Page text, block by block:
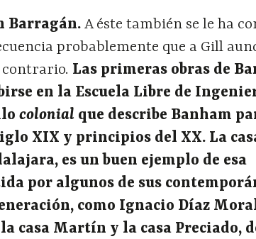
Barragán. A éste también se le ha
probablemente que a Gill
contrario. Las primeras obras de
en la Escuela Libre de
colonial que describe Banham
XIX y principios del XX. La
es un buen ejemplo de esa
por algunos de sus
como Ignacio Díaz
casa Martín y la casa Preciado,